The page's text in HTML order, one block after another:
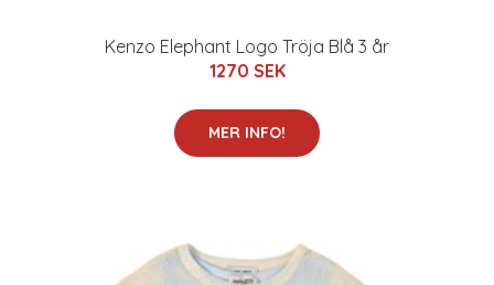
Kenzo Elephant Logo Tröja Blå 3 år
1270 SEK
MER INFO!